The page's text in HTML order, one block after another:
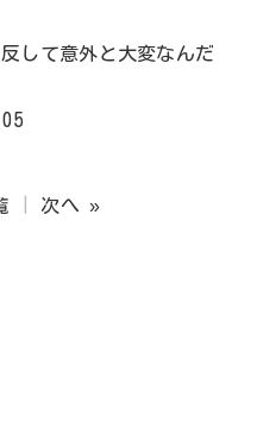
して意外と大変なんだ
次へ »